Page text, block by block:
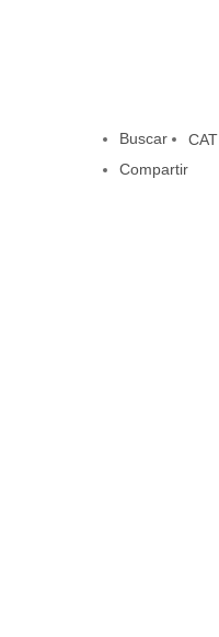
CAT
Buscar
Compartir